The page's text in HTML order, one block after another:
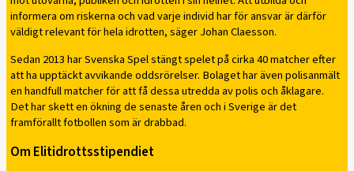
informera om riskerna och vad varje individ har för ansvar är därför
väldigt relevant för hela idrotten, säger Johan Claesson.
Sedan 2013 har Svenska Spel stängt spelet på cirka 40 matcher efter
att ha upptäckt avvikande oddsrörelser. Bolaget har även polisanmält
en handfull matcher för att få dessa utredda av polis och åklagare.
Det har skett en ökning de senaste åren och i Sverige är det
framförallt fotbollen som är drabbad.
Om Elitidrottsstipendiet